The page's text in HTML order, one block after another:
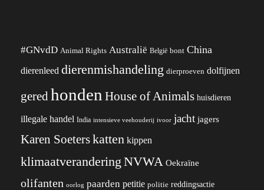
#GNvdD Animal Rights Australië België bont China
dierenleed dierenmishandeling dierproeven dolfijnen
gered honden House of Animals huisdieren
illegale handel India intensieve veehouderij ivoor jacht jagers
Karen Soeterskatten kippen
klimaatverandering NVWA Oekraïne
olifanten oorlog paarden petitie politie reddingsactie